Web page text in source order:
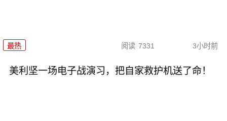
最热 阅读 7331 3小时前
美利坚一场电子战演习，把自家救护机送了命！